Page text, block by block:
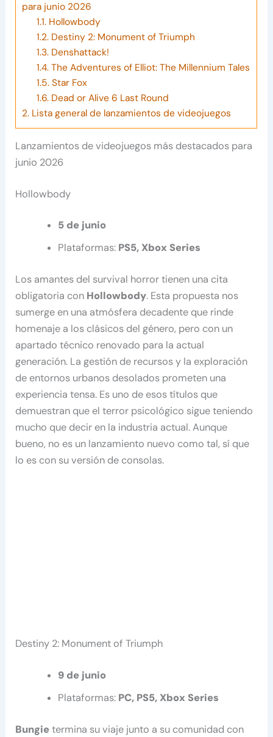
para junio 2026
1.1.Hollowbody
1.2.Destiny 2: Monument of Triumph
1.3.Denshattack!
1.4.The Adventures of Elliot: The Millennium Tales
1.5.Star Fox
1.6.Dead or Alive 6 Last Round
2. Lista general de lanzamientos de videojuegos
Lanzamientos de videojuegos más destacados para
junio 2026
Hollowbody
5 de junio
Plataformas: PS5, Xbox Series
Los amantes del survival horror tienen una cita
obligatoria con Hollowbody. Esta propuesta nos
sumerge en una atmósfera decadente que rinde
homenaje a los clásicos del género, pero con un
apartado técnico renovado para la actual
generación. La gestión de recursos y la exploración
de entornos urbanos desolados prometen una
experiencia tensa. Es uno de esos títulos que
demuestran que el terror psicológico sigue teniendo
mucho que decir en la industria actual. Aunque
bueno, no es un lanzamiento nuevo como tal, sí que
lo es con su versión de consolas.
Destiny 2: Monument of Triumph
9 de junio
Plataformas: PC, PS5, Xbox Series
Bungietermina su viaje junto a su comunidad con